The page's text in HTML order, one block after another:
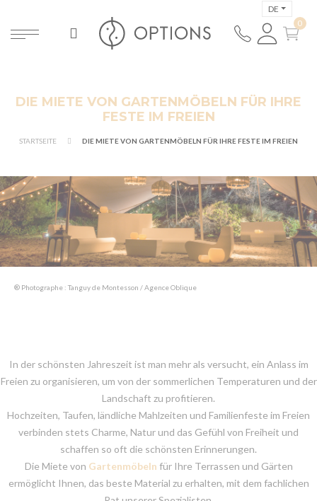
DE
DIE MIETE VON GARTENMÖBELN FÜR IHRE
FESTE IM FREIEN
STARTSEITE DIE MIETE VON GARTENMÖBELN FÜR IHRE FESTE IM FREIEN
® Photographe : Tanguy de Montesson / Agence Oblique
In der schönsten Jahreszeit ist man mehr als versucht, ein Anlass im
Freien zu organisieren, um von der sommerlichen Temperaturen und der
Landschaft zu profitieren.
Hochzeiten, Taufen, ländliche Mahlzeiten und Familienfeste im Freien
verbinden stets Charme, Natur und das Gefühl von Freiheit und
schaffen so oft die schönsten Erinnerungen.
Die Miete von Gartenmöbeln für Ihre Terrassen und Gärten
ermöglicht Ihnen, das beste Material zu erhalten, mit dem fachlichen